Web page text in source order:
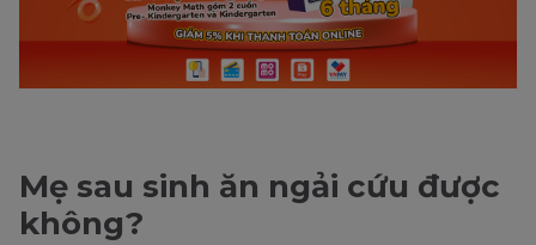
Mẹ sau sinh ăn ngải cứu được
không?